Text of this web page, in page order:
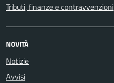
Tributi, finanze e contravvenzioni
NOVITÀ
Notizie
Avvisi